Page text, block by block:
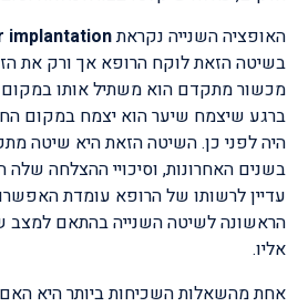
האופציה השנייה נקראתDHI – direct hair implantation
בשיטה הזאת לוקח הרופא אך ורק את
מכשור מתקדם הוא משתיל אותו במקום
ברגע שיצמח שיער הוא יצמח במקום
היה לפני כן. השיטה הזאת היא שיטה
בשנים האחרונות, וסיכויי ההצלחה שלה
עדיין לרשותו של הרופא עומדת
הראשונה לשיטה השנייה בהתאם למצב
אליו.
אחת מהשאלות השכיחות ביותר היא